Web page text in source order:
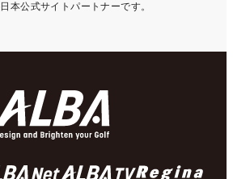
本公式サイトパートナーです。